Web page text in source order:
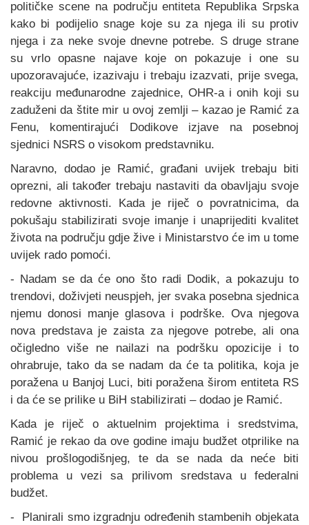
političke scene na području entiteta Republika Srpska
kako bi podijelio snage koje su za njega ili su protiv
njega i za neke svoje dnevne potrebe. S druge strane
su vrlo opasne najave koje on pokazuje i one su
upozoravajuće, izazivaju i trebaju izazvati, prije svega,
reakciju međunarodne zajednice, OHR-a i onih koji su
zaduženi da štite mir u ovoj zemlji – kazao je Ramić za
Fenu, komentirajući Dodikove izjave na posebnoj
sjednici NSRS o visokom predstavniku.
Naravno, dodao je Ramić, građani uvijek trebaju biti
oprezni, ali također trebaju nastaviti da obavljaju svoje
redovne aktivnosti. Kada je riječ o povratnicima, da
pokušaju stabilizirati svoje imanje i unaprijediti kvalitet
života na području gdje žive i Ministarstvo će im u tome
uvijek rado pomoći.
- Nadam se da će ono što radi Dodik, a pokazuju to
trendovi, doživjeti neuspjeh, jer svaka posebna sjednica
njemu donosi manje glasova i podrške. Ova njegova
nova predstava je zaista za njegove potrebe, ali ona
očigledno više ne nailazi na podršku opozicije i to
ohrabruje, tako da se nadam da će ta politika, koja je
poražena u Banjoj Luci, biti poražena širom entiteta RS
i da će se prilike u BiH stabilizirati – dodao je Ramić.
Kada je riječ o aktuelnim projektima i sredstvima,
Ramić je rekao da ove godine imaju budžet otprilike na
nivou prošlogodišnjeg, te da se nada da neće biti
problema u vezi sa prilivom sredstava u federalni
budžet.
- Planirali smo izgradnju određenih stambenih objekata